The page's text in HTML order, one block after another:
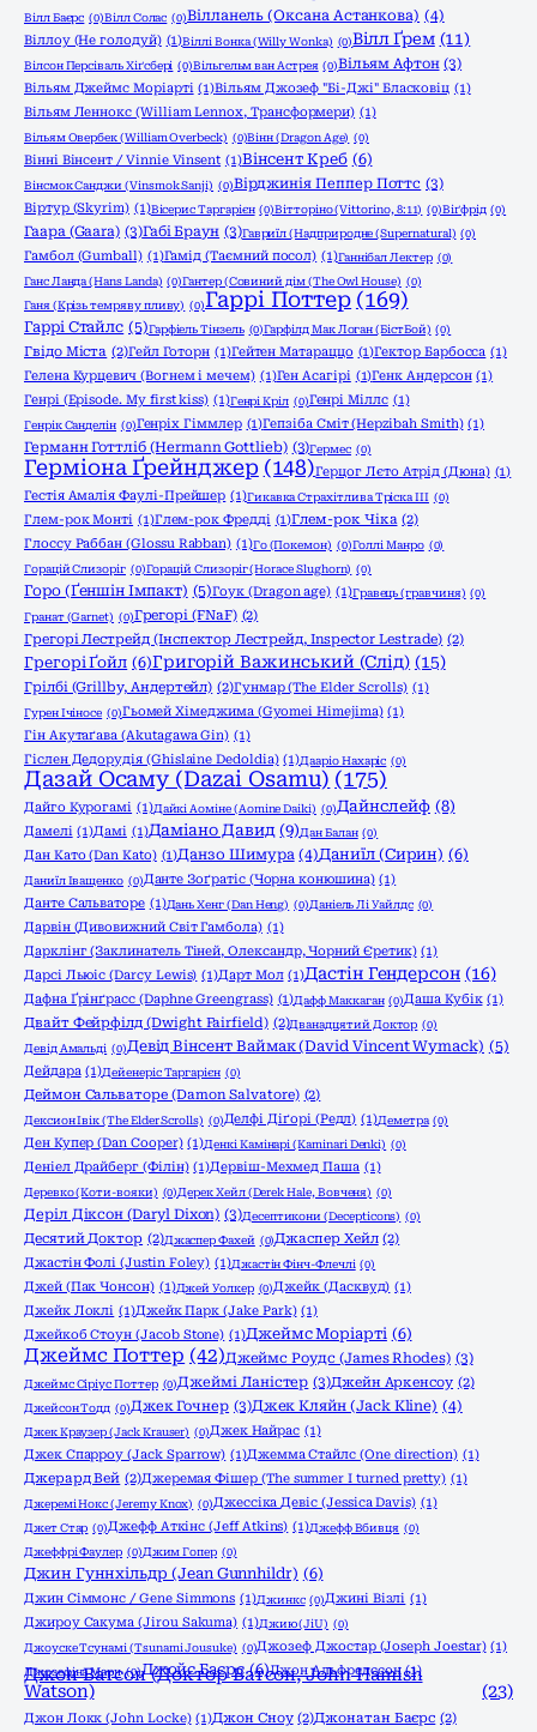
Вілл Баєрс (0)Вілл Солас (0)Вілланель (Оксана Астанкова) (4)
Віллоу (Не голодуй) (1)Віллі Вонка (Willy Wonka) (0)Вілл Ґрем (11)
Вілсон Персіваль Хіґсбері (0)Вільгельм ван Астрея (0)Вільям Афтон (3)
Вільям Джеймс Моріарті (1)Вільям Джозеф "Бі-Джі" Бласковіц (1)
Вільям Леннокс (William Lennox, Трансформери) (1)
Вільям Овербек (William Overbeck) (0)Вінн (Dragon Age) (0)
Вінні Вінсент / Vinnie Vinsent (1)Вінсент Креб (6)
Вінсмок Санджи (Vinsmok Sanji) (0)Вірджинія Пеппер Поттс (3)
Віртур (Skyrim) (1)Вісерис Таргарієн (0)Вітторіно (Vittorino, 8:11) (0)Віґфрід (0)
Гаара (Gaara) (3)Габі Браун (3)Гавриїл (Надприродне (Supernatural) (0)
Гамбол (Gumball) (1)Гамід (Таємний посол) (1)Ганнібал Лектер (0)
Ганс Ланда (Hans Landa) (0)Гантер (Совиний дім (The Owl House) (0)
Ганя (Крізь темряву пливу) (0)Гаррі Поттер (169)
Гаррі Стайлс (5)Гарфіель Тінзель (0)Гарфілд Мак Логан (БістБой) (0)
Гвідо Міста (2)Гейл Готорн (1)Гейтен Матараццо (1)Гектор Барбосса (1)
Гелена Курцевич (Вогнем і мечем) (1)Ген Асагірі (1)Генк Андерсон (1)
Генрі (Episode. My first kiss) (1)Генрі Кріл (0)Генрі Міллс (1)
Генрік Санделін (0)Генріх Гіммлер (1)Гепзіба Сміт (Hepzibah Smith) (1)
Германн Готтліб (Hermann Gottlieb) (3)Гермес (0)
Герміона Ґрейнджер (148)Герцог Лєто Атрід (Дюна) (1)
Гестія Амалія Фаулі-Прейшер (1)Гикавка Страхітлива Тріска ІІІ (0)
Глем-рок Монті (1)Глем-рок Фредді (1)Глем-рок Чіка (2)
Глоссу Раббан (Glossu Rabban) (1)Го (Покемон) (0)Голлі Манро (0)
Горацій Слизоріг (0)Горацій Слизоріг (Horace Slughorn) (0)
Горо (Ґеншін Імпакт) (5)Гоук (Dragon age) (1)Гравець (гравчиня) (0)
Гранат (Garnet) (0)Грегорі (FNaF) (2)
Грегорі Лестрейд (Інспектор Лестрейд, Inspector Lestrade) (2)
Грегорі Ґойл (6)Григорій Важинський (Слід) (15)
Грілбі (Grillby, Андертейл) (2)Гунмар (The Elder Scrolls) (1)
Гурен Ічіносе (0)Гьомей Хімеджима (Gyomei Himejima) (1)
Гін Акутаґава (Akutagawa Gin) (1)
Гіслен Дедорудія (Ghislaine Dedoldia) (1)Дааріо Нахаріс (0)
Дазай Осаму (Dazai Osamu) (175)
Дайго Курогамі (1)Дайкі Аоміне (Aomine Daiki) (0)Дайнслейф (8)
Дамелі (1)Дамі (1)Даміано Давид (9)Дан Балан (0)
Дан Като (Dan Katо) (1)Данзо Шимура (4)Даниїл (Сирин) (6)
Даниїл Іващенко (0)Данте Зоґратіс (Чорна конюшина) (1)
Данте Сальваторе (1)Дань Хенг (Dan Heng) (0)Даніель Лі Уайлдс (0)
Дарвін (Дивовижний Світ Гамбола) (1)
Дарклінг (Заклинатель Тіней, Олександр, Чорний Єретик) (1)
Дарсі Льюіс (Darcy Lewis) (1)Дарт Мол (1)Дастін Гендерсон (16)
Дафна Ґрінґрасс (Daphne Greengrass) (1)Дафф Маккаган (0)Даша Кубік (1)
Двайт Фейрфілд (Dwight Fairfield) (2)Дванадцятий Доктор (0)
Девід Амальді (0)Девід Вінсент Ваймак (David Vincent Wymack) (5)
Дейдара (1)Дейенеріс Таргарієн (0)
Деймон Сальваторе (Damon Salvatore) (2)
Дексион Івік (The Elder Scrolls) (0)Делфі Діґорі (Редл) (1)Деметра (0)
Ден Купер (Dan Cooper) (1)Денкі Камінарі (Kaminari Denki) (0)
Деніел Драйберг (Філін) (1)Дервіш-Мехмед Паша (1)
Деревко (Коти-вояки) (0)Дерек Хейл (Derek Hale, Вовченя) (0)
Деріл Діксон (Daryl Dixon) (3)Десептикони (Decepticons) (0)
Десятий Доктор (2)Джаспер Фахей (0)Джаспер Хейл (2)
Джастін Фолі (Justin Foley) (1)Джастін Фінч-Флечлі (0)
Джей (Пак Чонсон) (1)Джей Уолкер (0)Джейк (Дасквуд) (1)
Джейк Локлі (1)Джейк Парк (Jake Park) (1)
Джейкоб Стоун (Jacob Stone) (1)Джеймс Моріарті (6)
Джеймс Поттер (42)Джеймс Роудс (James Rhodes) (3)
Джеймс Сіріус Поттер (0)Джеймі Ланістер (3)Джейн Аркенсоу (2)
Джейсон Тодд (0)Джек Гочнер (3)Джек Кляйн (Jack Kline) (4)
Джек Краузер (Jack Krauser) (0)Джек Найрас (1)
Джек Спарроу (Jack Sparrow) (1)Джемма Стайлс (One direction) (1)
Джерард Вей (2)Джеремая Фішер (The summer I turned pretty) (1)
Джеремі Нокс (Jeremy Knox) (0)Джессіка Девіс (Jessica Davis) (1)
Джет Стар (0)Джефф Аткінс (Jeff Atkins) (1)Джефф Вбивця (0)
Джеффрі Фаулер (0)Джим Гопер (0)
Джин Гуннхільдр (Jean Gunnhildr) (6)
Джин Сіммонс / Gene Simmons (1)Джинкс (0)Джині Візлі (1)
Джироу Сакума (Jirou Sakuma) (1)Джию (JiU) (0)
Джоyске Тсунамі (Tsunami Jousuke) (0)Джозеф Джостар (Joseph Joestar) (1)
Джозефіна Марч (0)Джойс Баєрс (6)Джон Альфредссон (1)
Джон Ватсон (Доктор Ватсон, John Hamish
Watson)
(23)
Джон Локк (John Locke) (1)Джон Сноу (2)Джонатан Баєрс (2)